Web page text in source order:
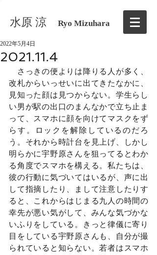
水原 涼 Ryo Mizuhara
2021.11.4
2022年5月4日
さっきの便よりは降りる人が多く、
改札からいっせいに出てきたなかに、
見知った顔は見つからない。学生らし
い男が駅の出口のまんなかで立ち止ま
って、スマホに顔を向けてマスクをず
らす。ロックを解除しているのだろ
う。それから時計台を見上げ、しかし
明らかに宇野原さんを狙ってるとわか
る角度でスマホを構える。私たちは、
彼の行動に気づいてはいるが、声に出
して指摘したり、まして注意したりす
ると、これからはじまる九人の時間の
幸先が悪い気がして、みんな気づかな
いふりをしている。きっと律儀に寄り
目をしている宇野原さんも、自分が撮
られていると知らない。若者はスマホ